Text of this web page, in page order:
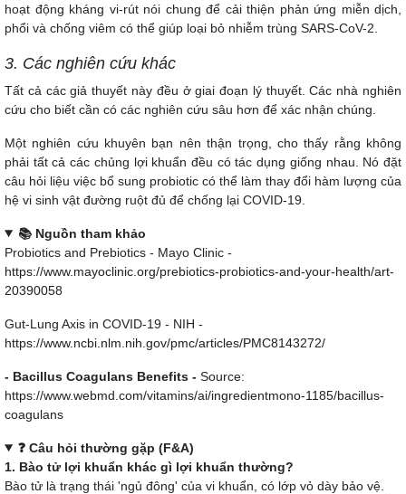
hoạt động kháng vi-rút nói chung để cải thiện phản ứng miễn dịch,
phổi và chống viêm có thể giúp loại bỏ nhiễm trùng SARS-CoV-2.
3. Các nghiên cứu khác
Tất cả các giả thuyết này đều ở giai đoạn lý thuyết. Các nhà nghiên
cứu cho biết cần có các nghiên cứu sâu hơn để xác nhận chúng.
Một nghiên cứu khuyên bạn nên thận trọng, cho thấy rằng không
phải tất cả các chủng lợi khuẩn đều có tác dụng giống nhau. Nó đặt
câu hỏi liệu việc bổ sung probiotic có thể làm thay đổi hàm lượng của
hệ vi sinh vật đường ruột đủ để chống lại COVID-19.
📚 Nguồn tham khảo
Probiotics and Prebiotics - Mayo Clinic -
https://www.mayoclinic.org/prebiotics-probiotics-and-your-health/art-
20390058
Gut-Lung Axis in COVID-19 - NIH -
https://www.ncbi.nlm.nih.gov/pmc/articles/PMC8143272/
- Bacillus Coagulans Benefits - Source:
https://www.webmd.com/vitamins/ai/ingredientmono-1185/bacillus-
coagulans
❓ Câu hỏi thường gặp (F&A)
1. Bào tử lợi khuẩn khác gì lợi khuẩn thường?
Bào tử là trạng thái 'ngủ đông' của vi khuẩn, có lớp vỏ dày bảo vệ.